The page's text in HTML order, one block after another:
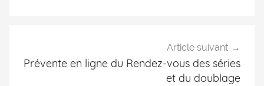
Article suivant
Prévente en ligne du Rendez-vous des séries
et du doublage